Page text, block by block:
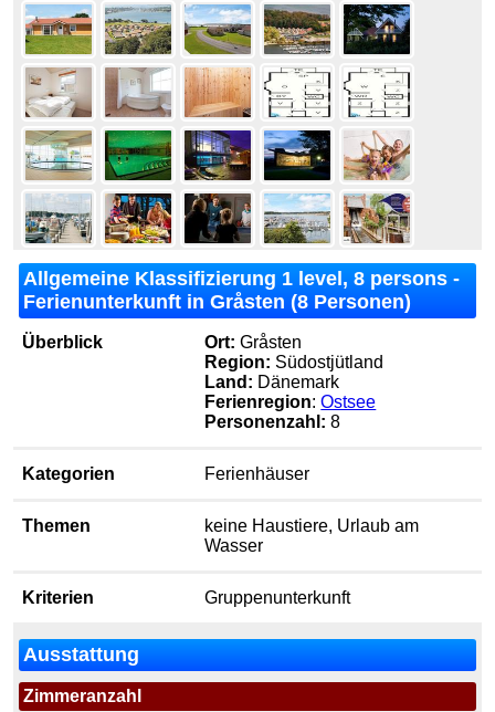
Allgemeine Klassifizierung 1 level, 8 persons -
Ferienunterkunft in Gråsten (8 Personen)
Überblick Ort: Gråsten
Region: Südostjütland
Land: Dänemark
Ferienregion:Ostsee
Personenzahl: 8
Kategorien Ferienhäuser
Themen
keine Haustiere, Urlaub am
Wasser
Kriterien Gruppenunterkunft
Ausstattung
Zimmeranzahl